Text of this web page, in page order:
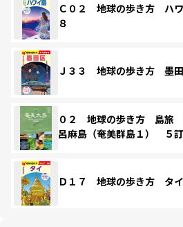
Ｃ０２ 地球の歩き方 ハ
８
Ｊ３３ 地球の歩き方 墨
０２ 地球の歩き方 島
呂麻島（奄美群島１） ５
Ｄ１７ 地球の歩き方 タ